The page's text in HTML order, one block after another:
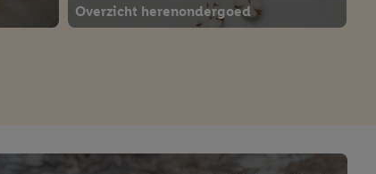
Overzicht herenondergoed